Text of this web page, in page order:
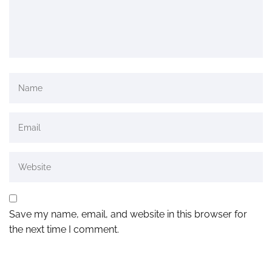
Save my name, email, and website in this browser for
the next time I comment.